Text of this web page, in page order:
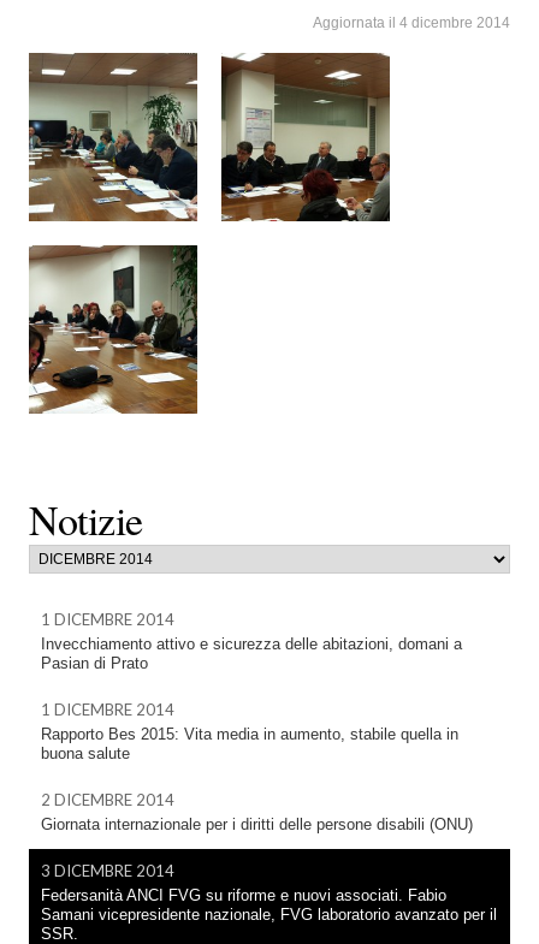
Notizie
1 DICEMBRE 2014
Invecchiamento attivo e sicurezza delle abitazioni, domani a
Pasian di Prato
1 DICEMBRE 2014
Rapporto Bes 2015: Vita media in aumento, stabile quella in
buona salute
2 DICEMBRE 2014
Giornata internazionale per i diritti delle persone disabili (ONU)
3 DICEMBRE 2014
Federsanità ANCI FVG su riforme e nuovi associati. Fabio
Samani vicepresidente nazionale, FVG laboratorio avanzato per il
SSR.
Aggiornata il 4 dicembre 2014